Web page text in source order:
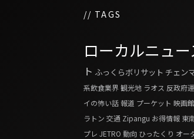
// TAGS
ローカルニュー
ト ふっくらボリサット チェン
系飲食業界 観光地 ラオス 反政府
イの怖い話報道 プーケット 映画館
ラトン 交通 Zipangu お得情報 東
プレ JETRO 動向 ひったくり オー